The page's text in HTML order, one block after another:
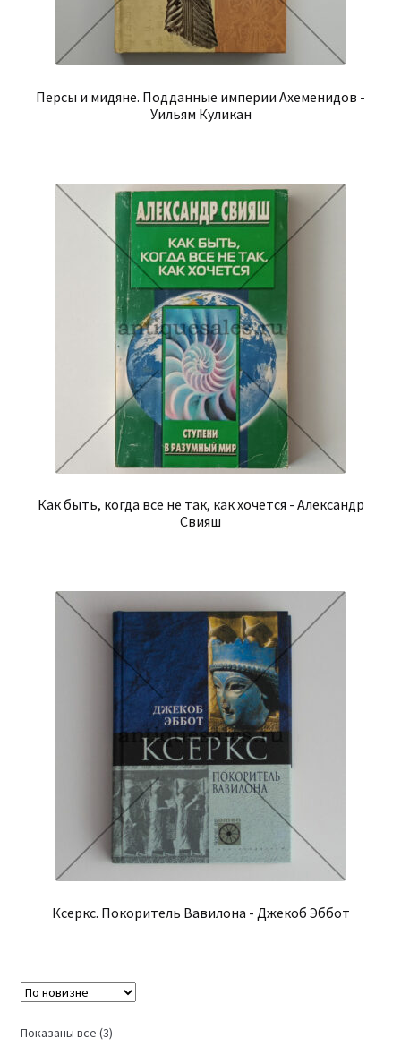
Персы и мидяне. Подданные империи Ахеменидов -
Уильям Куликан
Как быть, когда все не так, как хочется - Александр
Свияш
Ксеркс. Покоритель Вавилона - Джекоб Эббот
Показаны все (3)Сортировка: